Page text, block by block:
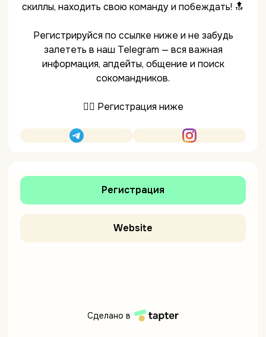
скиллы, находить свою команду и побеждать! 🔝
Регистрируйся по ссылке ниже и не забудь
залететь в наш Telegram — вся важная
информация, апдейты, общение и поиск
сокомандников.
👇🏼 Регистрация ниже
Регистрация
Website
Сделано в